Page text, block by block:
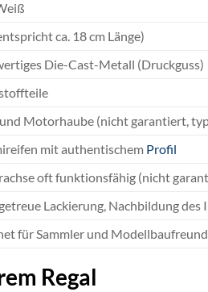
ca. 18 cm Länge)
Die-Cast-Metall (Druckguss)
Motorhaube (nicht garantiert,
mit authentischem Profil
oft funktionsfähig (nicht
Lackierung, Nachbildung
für Sammler und
Regal